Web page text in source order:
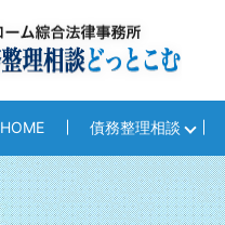
HOME 債務整理相談